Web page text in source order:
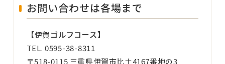
お問い合わせは各場まで
【伊賀ゴルフコース】
TEL. 0595-38-8311
〒518-0115 三重県伊賀市比土4167番地の3